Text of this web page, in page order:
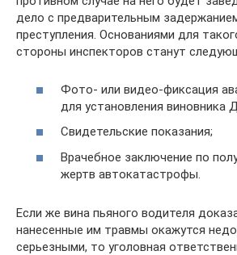
дело с предварительным
преступления. Основаниями для
стороны инспекторов станут
Фото- или видео-фиксация
для установления виновника
Свидетельские показания;
Врачебное заключение по
жертв автокатастрофы.
Если же вина пьяного водителя
нанесенные им травмы окажутся
серьезными, то уголовная